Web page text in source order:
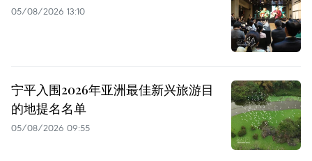
05/08/2026 13:10
宁平入围2026年亚洲最佳新兴旅游目
的地提名名单
05/08/2026 09:55